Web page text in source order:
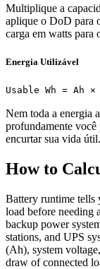
Multiplique a
aplique o DoD para
carga em watts para
Energia Utilizável
Usable Wh = Ah ×
Nem toda a energia
profundamente você
encurtar sua vida útil.
How to
Battery runtime tells
load before needing
backup power
stations, and UPS
(Ah), system
draw of connected